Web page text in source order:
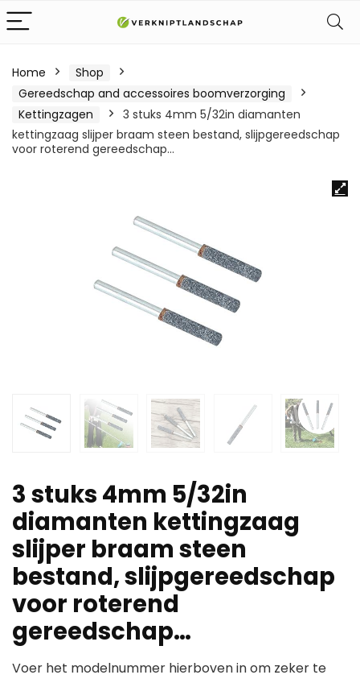
Home
Shop
Gereedschap and accessoires boomverzorging
Kettingzagen
3 stuks 4mm 5/32in diamanten
kettingzaag slijper braam steen bestand, slijpgereedschap
voor roterend gereedschap…
3 stuks 4mm 5/32in
diamanten kettingzaag
slijper braam steen
bestand, slijpgereedschap
voor roterend
gereedschap…
Voer het modelnummer hierboven in om zeker te